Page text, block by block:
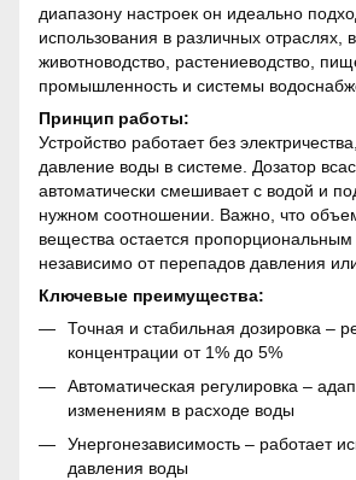
диапазону настроек он идеально
использования в различных отраслях,
животноводство, растениеводство,
промышленность и системы
Принцип работы:
Устройство работает без
давление воды в системе. Дозатор
автоматически смешивает с водой и
нужном соотношении. Важно, что
вещества остается
независимо от перепадов давления
Ключевые преимущества:
Точная и стабильная дозировка –
концентрации от 1% до 5%
Автоматическая регулировка –
изменениям в расходе воды
Унергонезависимость – работает
давления воды